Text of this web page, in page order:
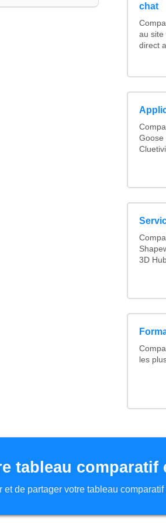
chat
au site
direct
Goose
3D
les
tableau comparatif
et de partager votre tableau